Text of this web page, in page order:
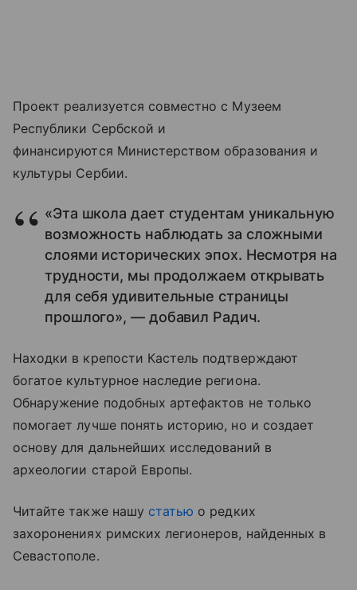
Проект реализуется совместно с Музеем
Республики Сербской и
финансируются Министерством образования и
культуры Сербии.
«Эта школа дает студентам уникальную
возможность наблюдать за сложными
слоями исторических эпох. Несмотря на
трудности, мы продолжаем открывать
для себя удивительные страницы
прошлого», — добавил Радич.
Находки в крепости Кастель подтверждают
богатое культурное наследие региона.
Обнаружение подобных артефактов не только
помогает лучше понять историю, но и создает
основу для дальнейших исследований в
археологии старой Европы.
Читайте также нашу статью о редких
захоронениях римских легионеров, найденных в
Севастополе.